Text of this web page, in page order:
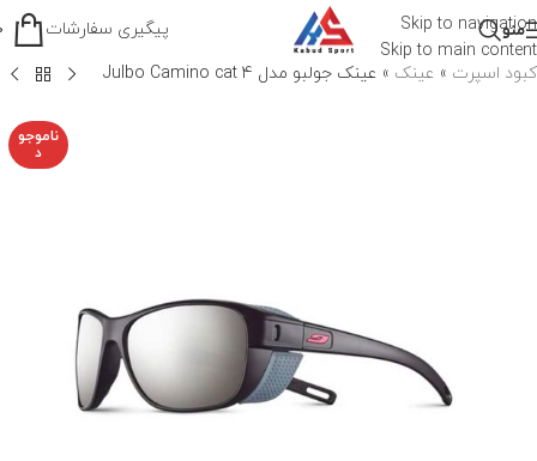
Skip to navigation
Skip to main content
منو پیگیری سفارشات
کبود اسپرت » عینک » عینک جولبو مدل Julbo Camino cat 4
ناموجو
د